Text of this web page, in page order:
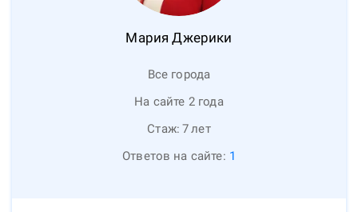
Мария Джерики
Все города
На сайте 2 года
Стаж: 7лет
Ответов на сайте: 1